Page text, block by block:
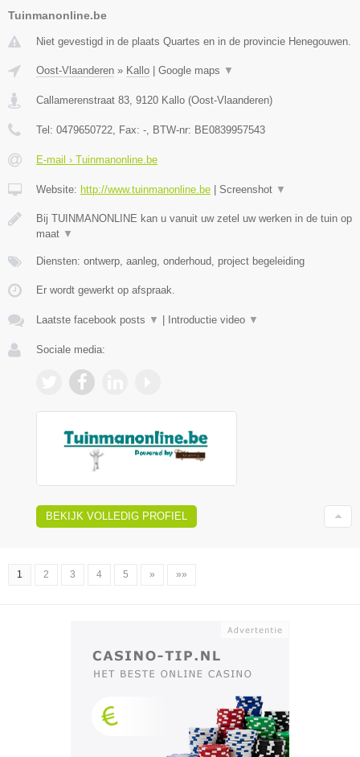
Tuinmanonline.be
Niet gevestigd in de plaats Quartes en in de provincie Henegouwen.
Oost-Vlaanderen » Kallo Google maps ▼
Callamerenstraat 83 9120 Kallo (Oost-Vlaanderen)
Tel: 0479650722 , Fax: - , BTW-nr: BE0839957543
E-mail › Tuinmanonline.be
Website: http://www.tuinmanonline.be Screenshot ▼
Bij TUINMANONLINE kan u vanuit uw zetel uw werken in de tuin op
maat ▼
Diensten: ontwerp, aanleg, onderhoud, project begeleiding
Er wordt gewerkt op afspraak.
Laatste facebook posts ▼ Introductie video ▼
Sociale media:
BEKIJK VOLLEDIG PROFIEL
1 2 3 4 5 » »»